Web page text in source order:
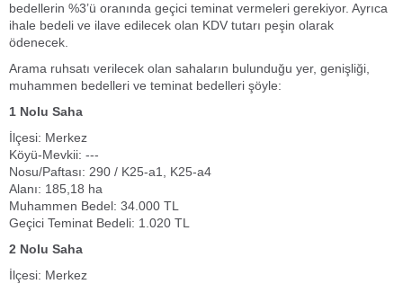
bedellerin %3’ü oranında geçici teminat vermeleri gerekiyor. Ayrıca
ihale bedeli ve ilave edilecek olan KDV tutarı peşin olarak
ödenecek.
Arama ruhsatı verilecek olan sahaların bulunduğu yer, genişliği,
muhammen bedelleri ve teminat bedelleri şöyle:
1 Nolu Saha
İlçesi: Merkez
Köyü-Mevkii: ---
Nosu/Paftası: 290 / K25-a1, K25-a4
Alanı: 185,18 ha
Muhammen Bedel: 34.000 TL
Geçici Teminat Bedeli: 1.020 TL
2 Nolu Saha
İlçesi: Merkez